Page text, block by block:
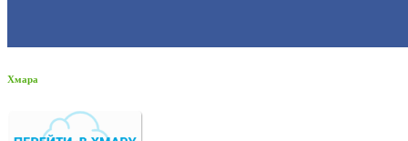
Хмара